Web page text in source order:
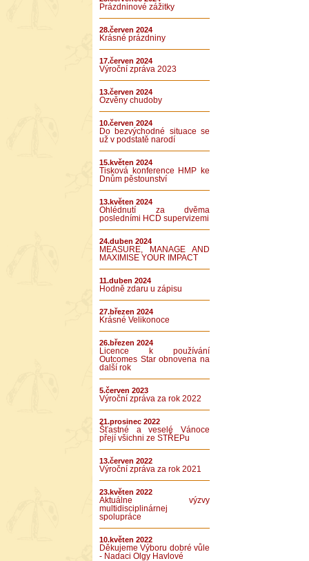
Prázdninové zážitky
28.červen 2024
Krásné prázdniny
17.červen 2024
Výroční zpráva 2023
13.červen 2024
Ozvěny chudoby
10.červen 2024
Do bezvýchodné situace se
už v podstatě narodí
15.květen 2024
Tisková konference HMP ke
Dnům pěstounství
13.květen 2024
Ohlédnutí za dvěma
posledními HCD supervizemi
24.duben 2024
MEASURE, MANAGE AND
MAXIMISE YOUR IMPACT
11.duben 2024
Hodně zdaru u zápisu
27.březen 2024
Krásné Velikonoce
26.březen 2024
Licence k používání
Outcomes Star obnovena na
další rok
5.červen 2023
Výroční zpráva za rok 2022
21.prosinec 2022
Šťastné a veselé Vánoce
přejí všichni ze STŘEPu
13.červen 2022
Výroční zpráva za rok 2021
23.květen 2022
Aktuálne výzvy
multidisciplinárnej
spolupráce
10.květen 2022
Děkujeme Výboru dobré vůle
- Nadaci Olgy Havlové